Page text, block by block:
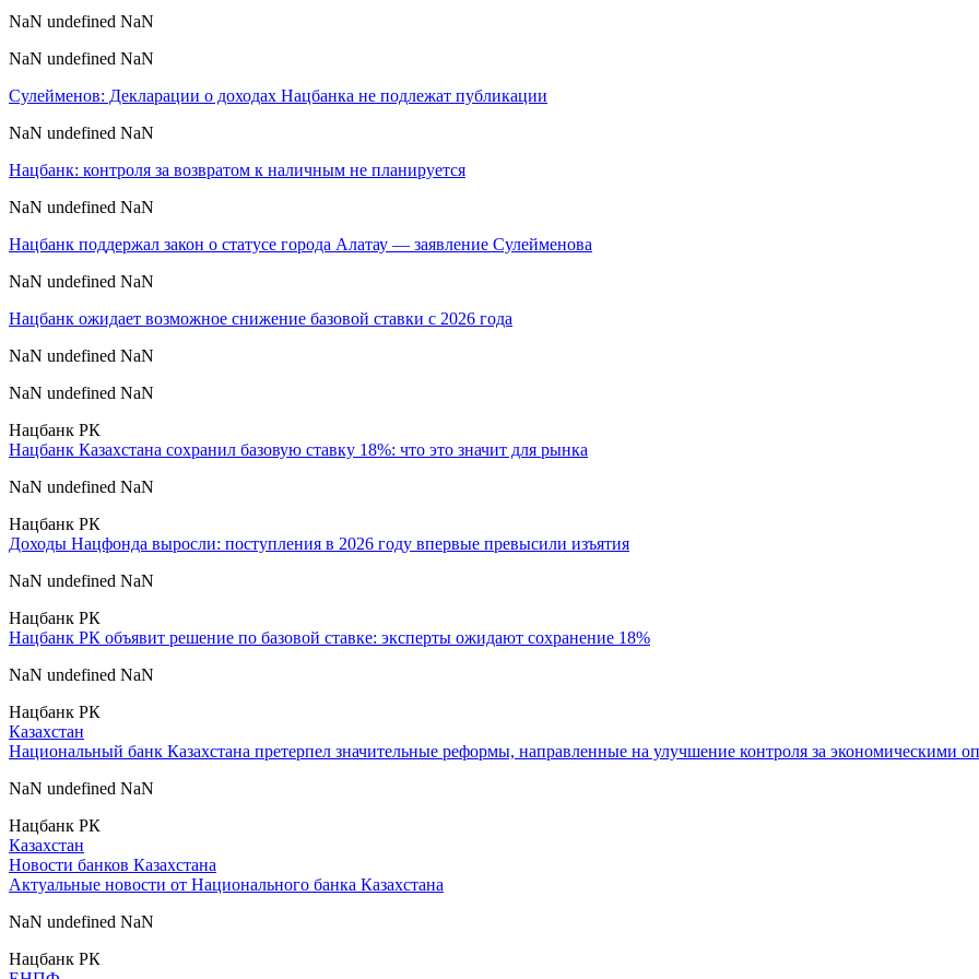
NaN undefined NaN
NaN undefined NaN
Сулейменов: Декларации о доходах Нацбанка не подлежат публикации
NaN undefined NaN
Нацбанк: контроля за возвратом к наличным не планируется
NaN undefined NaN
Нацбанк поддержал закон о статусе города Алатау — заявление Сулейменова
NaN undefined NaN
Нацбанк ожидает возможное снижение базовой ставки с 2026 года
NaN undefined NaN
NaN undefined NaN
Нацбанк РК
Нацбанк Казахстана сохранил базовую ставку 18%: что это значит для рынка
NaN undefined NaN
Нацбанк РК
Доходы Нацфонда выросли: поступления в 2026 году впервые превысили изъятия
NaN undefined NaN
Нацбанк РК
Нацбанк РК объявит решение по базовой ставке: эксперты ожидают сохранение 18%
NaN undefined NaN
Нацбанк РК
Казахстан
Национальный банк Казахстана претерпел значительные реформы, направленные на улучшение контроля за экономическими
NaN undefined NaN
Нацбанк РК
Казахстан
Новости банков Казахстана
Актуальные новости от Национального банка Казахстана
NaN undefined NaN
Нацбанк РК